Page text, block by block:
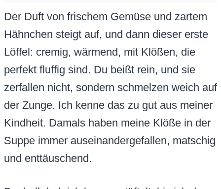
Der Duft von frischem Gemüse und zartem
Hähnchen steigt auf, und dann dieser erste
Löffel: cremig, wärmend, mit Klößen, die
perfekt fluffig sind. Du beißt rein, und sie
zerfallen nicht, sondern schmelzen weich auf
der Zunge. Ich kenne das zu gut aus meiner
Kindheit. Damals haben meine Klöße in der
Suppe immer auseinandergefallen, matschig
und enttäuschend.